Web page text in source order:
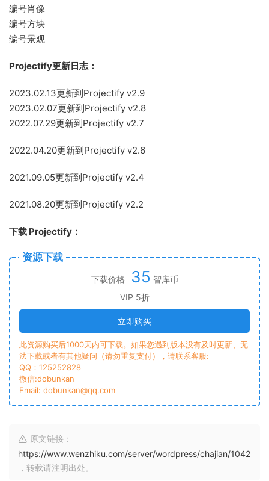
编号肖像
编号方块
编号景观
Projectify更新日志：
2023.02.13更新到Projectify v2.9
2023.02.07更新到Projectify v2.8
2022.07.29更新到Projectify v2.7
2022.04.20更新到Projectify v2.6
2021.09.05更新到Projectify v2.4
2021.08.20更新到Projectify v2.2
下载 Projectify：
资源下载
下载价格 35 智库币
VIP 5折
立即购买
此资源购买后1000天内可下载。如果您遇到版本没有及时更新、无
法下载或者有其他疑问（请勿重复支付），请联系客服:
QQ：125252828
微信:dobunkan
Email: dobunkan@qq.com
原文链接：
https://www.wenzhiku.com/server/wordpress/chajian/1042
，转载请注明出处。